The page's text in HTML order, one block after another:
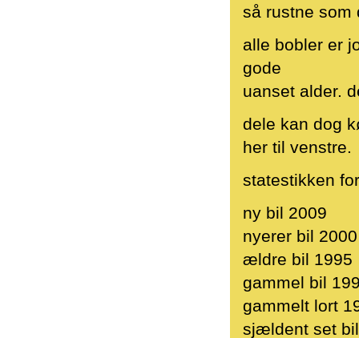
så rustne
alle bobler er
gode
uanset alder.
dele kan dog
her til venstre.
statestikken
ny bil 2009
nyerer bil 2000
ældre bil 1995
gammel bil
gammelt lort
sjældent set